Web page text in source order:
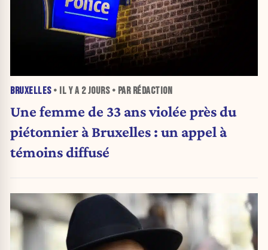
BRUXELLES• IL Y A 2 JOURS• PAR RÉDACTION
Une femme de 33 ans violée près du
piétonnier à Bruxelles : un appel à
témoins diffusé